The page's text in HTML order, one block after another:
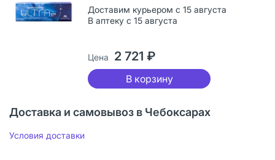
Доставим курьером с 15 августа
В аптеку с 15 августа
Цена 2 721 ₽
В корзину
Доставка и самовывоз в Чебоксарах
Условия доставки